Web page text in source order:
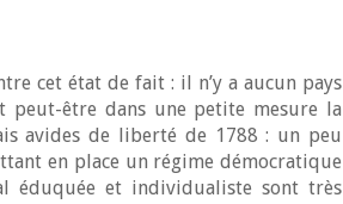
cet état de fait : il n’y a aucun pays
peut-être dans une petite mesure la
avides de liberté de 1788 : un peu
en place un régime démocratique
éduquée et individualiste sont très